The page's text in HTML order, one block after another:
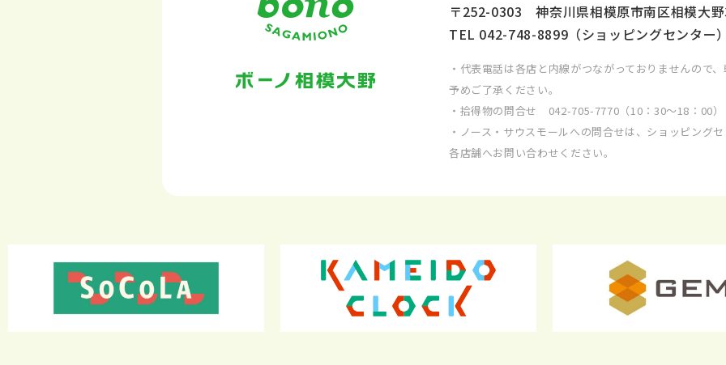
〒252-0303 神奈川県相模原市南区相模大
TEL 042-748-8899 （ショッピングセンター）
・代表電話は各店と内線がつながっておりませんので
予めご了承ください。
・拾得物の問合せ 042-705-7770 （10：30～18：00）
・ノース・サウスモールへの問合せは、ショッピング
各店舗へお問い合わせください。